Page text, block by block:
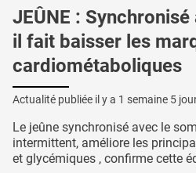
JEÛNE :
il fait baisser les
cardiométaboliques
Actualité publiée il y a 1 semaine 5
Le jeûne synchronisé avec le
intermittent, améliore les
et glycémiques , confirme cette